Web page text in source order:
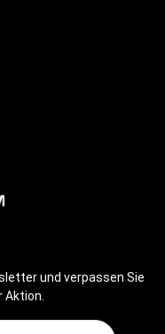
und verpassen Sie
Aktion.